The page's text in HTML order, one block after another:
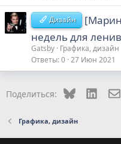
Дизайн
недель для
Gatsby Графика, дизайн
Ответы 0 27 Июн 2021
Поделиться: Bluesky
Графика, дизайн